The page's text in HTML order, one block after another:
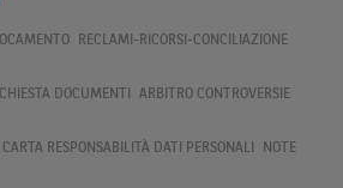
RECLAMI-RICORSI-CONCILIAZIONE
DOCUMENTI ARBITRO CONTROVERSIE
CARTA RESPONSABILITÀ DATI PERSONALI NOTE